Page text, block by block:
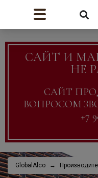
САЙТ И
НЕ
САЙТ
ВОПРОСОМ
+7
GlobalAlco